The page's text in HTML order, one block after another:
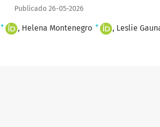
Publicado 26-05-2026
+ Helena Montenegro + Leslie